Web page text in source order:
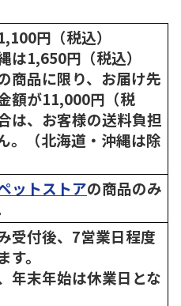
円（税込）
1,650円（税込）
商品に限り、お届け先
額が11,000円（税
は、お客様の送料負担
。（北海道・沖縄は除
ットストアの商品のみ
受付後、7営業日程度
。
年末年始は休業日とな